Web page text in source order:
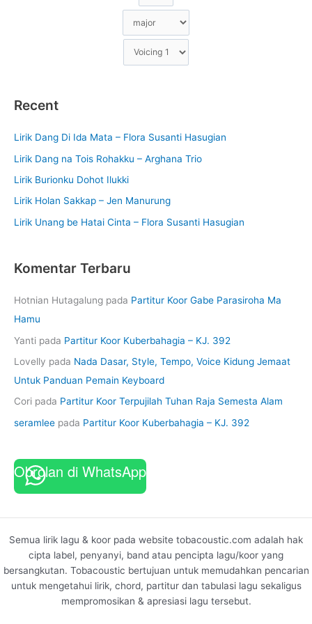
Recent
Lirik Dang Di Ida Mata – Flora Susanti Hasugian
Lirik Dang na Tois Rohakku – Arghana Trio
Lirik Burionku Dohot Ilukki
Lirik Holan Sakkap – Jen Manurung
Lirik Unang be Hatai Cinta – Flora Susanti Hasugian
Komentar Terbaru
Hotnian Hutagalung pada Partitur Koor Gabe Parasiroha Ma
Hamu
Yanti pada Partitur Koor Kuberbahagia – KJ. 392
Lovelly pada Nada Dasar, Style, Tempo, Voice Kidung Jemaat
Untuk Panduan Pemain Keyboard
Cori pada Partitur Koor Terpujilah Tuhan Raja Semesta Alam
seramlee pada Partitur Koor Kuberbahagia – KJ. 392
Obrolan di WhatsApp
Semua lirik lagu & koor pada website tobacoustic.com adalah hak
cipta label, penyanyi, band atau pencipta lagu/koor yang
bersangkutan. Tobacoustic bertujuan untuk memudahkan pencarian
untuk mengetahui lirik, chord, partitur dan tabulasi lagu sekaligus
mempromosikan & apresiasi lagu tersebut.